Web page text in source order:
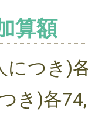
算額
につき)
き)各